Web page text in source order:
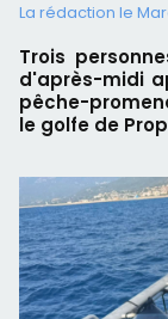
La rédaction le
Trois
d'après-midi
pêche-
le golfe de